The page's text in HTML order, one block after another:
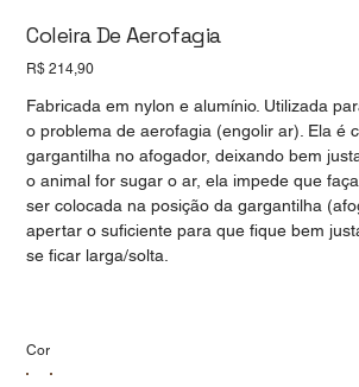
Coleira De Aerofagia
Preço
R$ 214,90
Fabricada em nylon e alumínio. Utilizada
o problema de aerofagia (engolir ar). Ela é
gargantilha no afogador, deixando bem
o animal for sugar o ar, ela impede que
ser colocada na posição da gargantilha
apertar o suficiente para que fique bem
se ficar larga/solta.
Cor